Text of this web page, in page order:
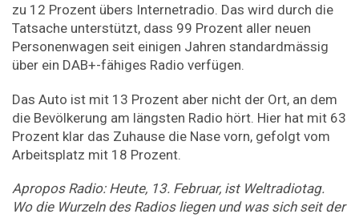
zu 12 Prozent übers Internetradio. Das wird durch die
Tatsache unterstützt, dass 99 Prozent aller neuen
Personenwagen seit einigen Jahren standardmässig
über ein DAB+-fähiges Radio verfügen.
Das Auto ist mit 13 Prozent aber nicht der Ort, an dem
die Bevölkerung am längsten Radio hört. Hier hat mit 63
Prozent klar das Zuhause die Nase vorn, gefolgt vom
Arbeitsplatz mit 18 Prozent.
Apropos Radio: Heute, 13. Februar, ist Weltradiotag.
Wo die Wurzeln des Radios liegen und was sich seit der